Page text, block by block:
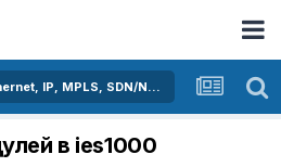
Активное оборудование Ethernet, IP, MPLS, SDN/NFV...
в ies1000